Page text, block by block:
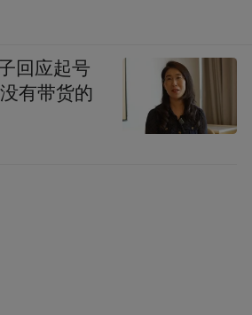
回应起号
有带货的